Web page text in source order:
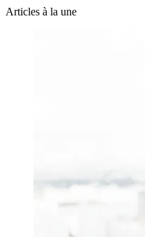
Articles à la une